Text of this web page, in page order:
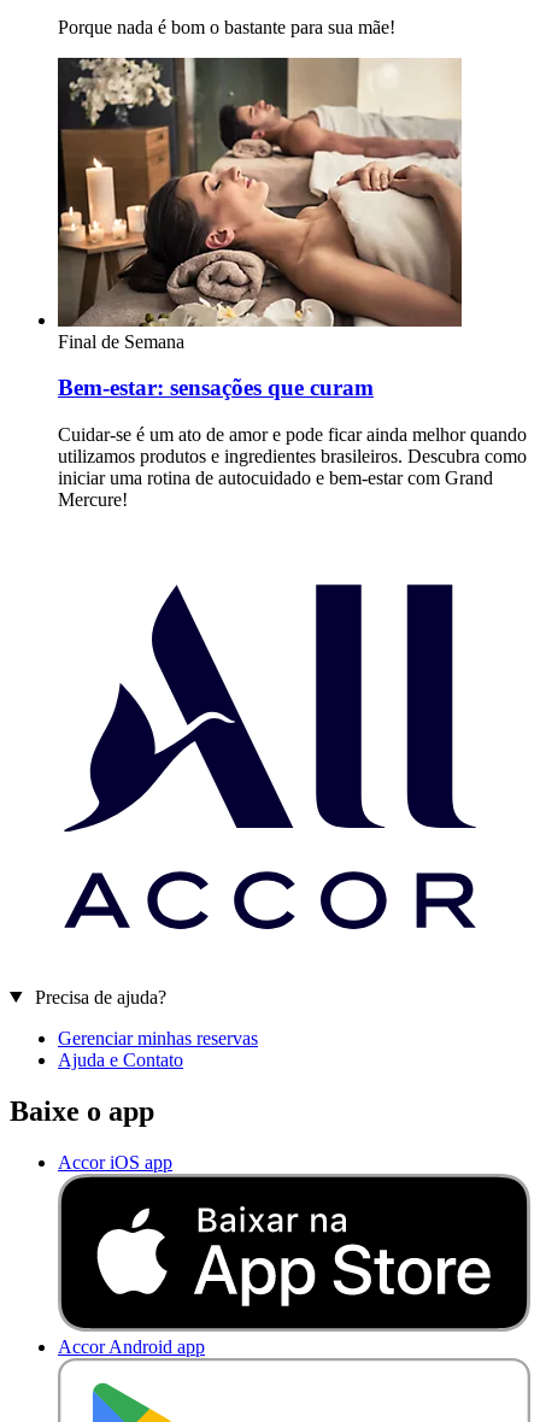
Porque nada é bom o bastante para sua mãe!
Final de Semana
Bem-estar: sensações que curam
Cuidar-se é um ato de amor e pode ficar ainda melhor quando
utilizamos produtos e ingredientes brasileiros. Descubra como
iniciar uma rotina de autocuidado e bem-estar com Grand
Mercure!
Precisa de ajuda?
Gerenciar minhas reservas
Ajuda e Contato
Baixe o app
Accor iOS app
Accor Android app